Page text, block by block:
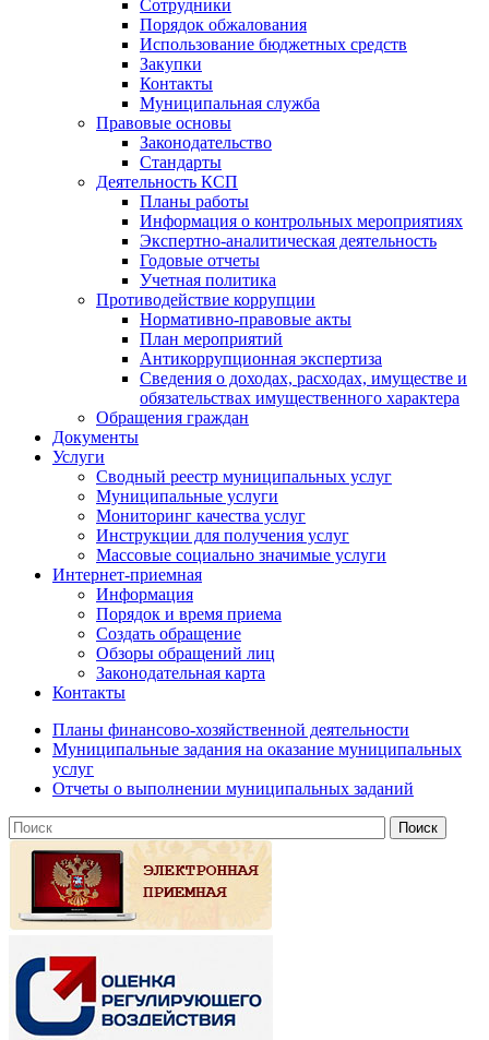
Сотрудники
Порядок обжалования
Использование бюджетных средств
Закупки
Контакты
Муниципальная служба
Правовые основы
Законодательство
Стандарты
Деятельность КСП
Планы работы
Информация о контрольных мероприятиях
Экспертно-аналитическая деятельность
Годовые отчеты
Учетная политика
Противодействие коррупции
Нормативно-правовые акты
План мероприятий
Антикоррупционная экспертиза
Сведения о доходах, расходах, имуществе и
обязательствах имущественного характера
Обращения граждан
Документы
Услуги
Сводный реестр муниципальных услуг
Муниципальные услуги
Мониторинг качества услуг
Инструкции для получения услуг
Массовые социально значимые услуги
Интернет-приемная
Информация
Порядок и время приема
Создать обращение
Обзоры обращений лиц
Законодательная карта
Контакты
Планы финансово-хозяйственной деятельности
Муниципальные задания на оказание муниципальных
услуг
Отчеты о выполнении муниципальных заданий